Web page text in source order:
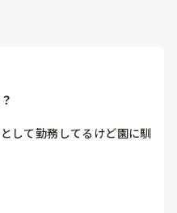
して勤務してるけど園に馴
。
う。。